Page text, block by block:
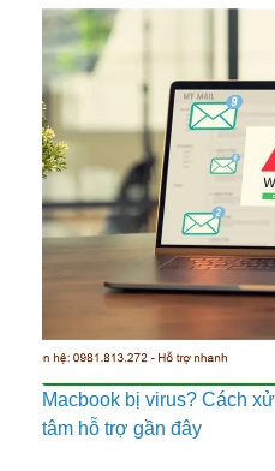
Macbook bị virus? Cách
tâm hỗ trợ gần đây